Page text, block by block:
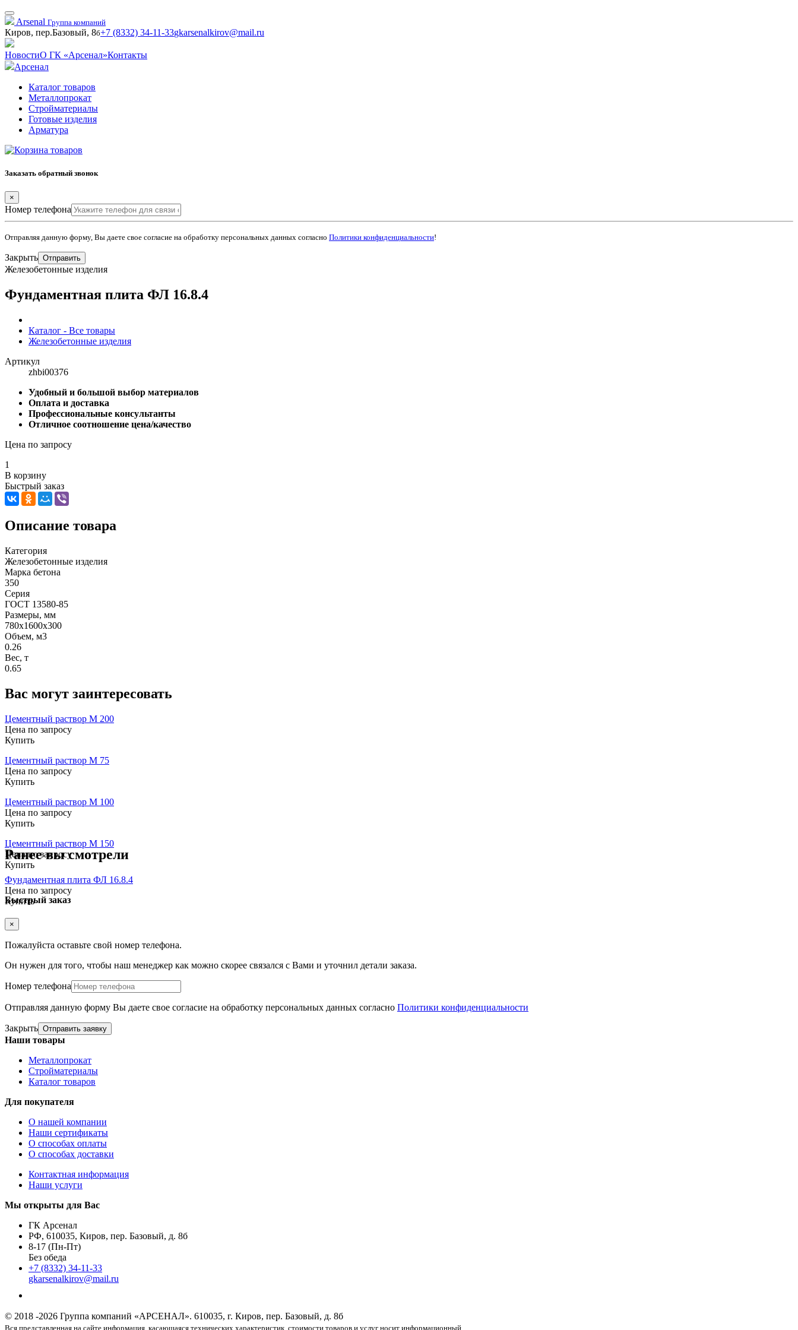
Arsenal Группа компаний
Киров, пер.Базовый, 8б+7 (8332) 34-11-33gkarsenalkirov@mail.ru
НовостиО ГК «Арсенал»Контакты
Арсенал
Каталог товаров
Металлопрокат
Стройматериалы
Готовые изделия
Арматура
Заказать обратный звонок
×
Номер телефона
Отправляя данную форму, Вы даете свое согласие на обработку персональных данных согласно Политики конфиденциальности!
Закрыть Отправить
Железобетонные изделия
Фундаментная плита ФЛ 16.8.4
Каталог - Все товары
Железобетонные изделия
Артикул
zhbi00376
Удобный и большой выбор материалов
Оплата и доставка
Профессиональные консультанты
Отличное соотношение цена/качество
Цена по запросу
1
В корзину
Быстрый заказ
Описание товара
Категория
Железобетонные изделия
Марка бетона
350
Серия
ГОСТ 13580-85
Размеры, мм
780x1600x300
Объем, м3
0.26
Вес, т
0.65
Вас могут заинтересовать
Цементный раствор М 200
Цена по запросу
Купить
Цементный раствор М 75
Цена по запросу
Купить
Цементный раствор М 100
Цена по запросу
Купить
Цементный раствор М 150
Цена по запросу
Купить
Ранее вы смотрели
Фундаментная плита ФЛ 16.8.4
Цена по запросу
Купить
Быстрый заказ
×
Пожалуйста оставьте свой номер телефона.
Он нужен для того, чтобы наш менеджер как можно скорее связался с Вами и уточнил детали заказа.
Номер телефона
Отправляя данную форму Вы даете свое согласие на обработку персональных данных согласно Политики конфиденциальности
Закрыть Отправить заявку
Наши товары
Металлопрокат
Стройматериалы
Каталог товаров
Для покупателя
О нашей компании
Наши сертификаты
О способах оплаты
О способах доставки
Контактная информация
Наши услуги
Мы открыты для Вас
ГК Арсенал
РФ, 610035, Киров, пер. Базовый, д. 8б
8-17 (Пн-Пт)
Без обеда
+7 (8332) 34-11-33
gkarsenalkirov@mail.ru
© 2018 -2026 Группа компаний «АРСЕНАЛ». 610035, г. Киров, пер. Базовый, д. 8б
Вся представленная на сайте информация, касающаяся технических характеристик, стоимости товаров и услуг носит информационный